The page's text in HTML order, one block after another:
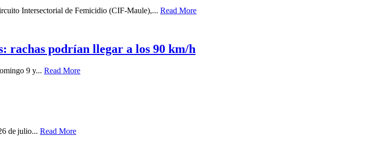
Intersectorial de Femicidio (CIF-Maule),... Read More
rachas podrían llegar a los 90 km/h
9 y... Read More
de julio... Read More